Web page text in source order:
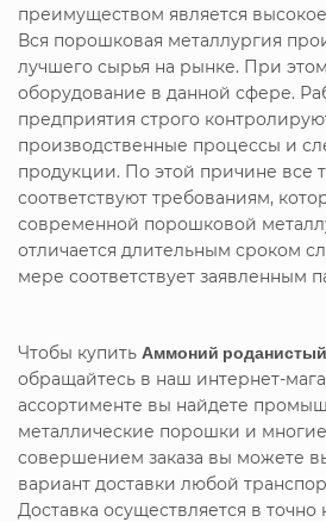
преимуществом является
Вся порошковая металлургия
лучшего сырья на рынке. При
оборудование в данной сфере.
предприятия строго
производственные процессы и
продукции. По этой причине все
соответствуют требованиям,
современной порошковой
отличается длительным сроком
мере соответствует заявленным
Чтобы купить Аммоний роданистый
обращайтесь в наш интернет-
ассортименте вы найдете
металлические порошки и
совершением заказа вы можете
вариант доставки любой
Доставка осуществляется в